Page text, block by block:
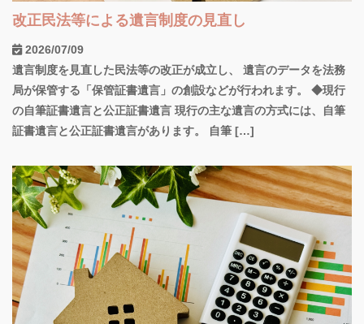
改正民法等による遺言制度の見直し
2026/07/09
遺言制度を見直した民法等の改正が成立し、 遺言のデータを法務
局が保管する「保管証書遺言」の創設などが行われます。 ◆現行
の自筆証書遺言と公正証書遺言 現行の主な遺言の方式には、自筆
証書遺言と公正証書遺言があります。 自筆 […]